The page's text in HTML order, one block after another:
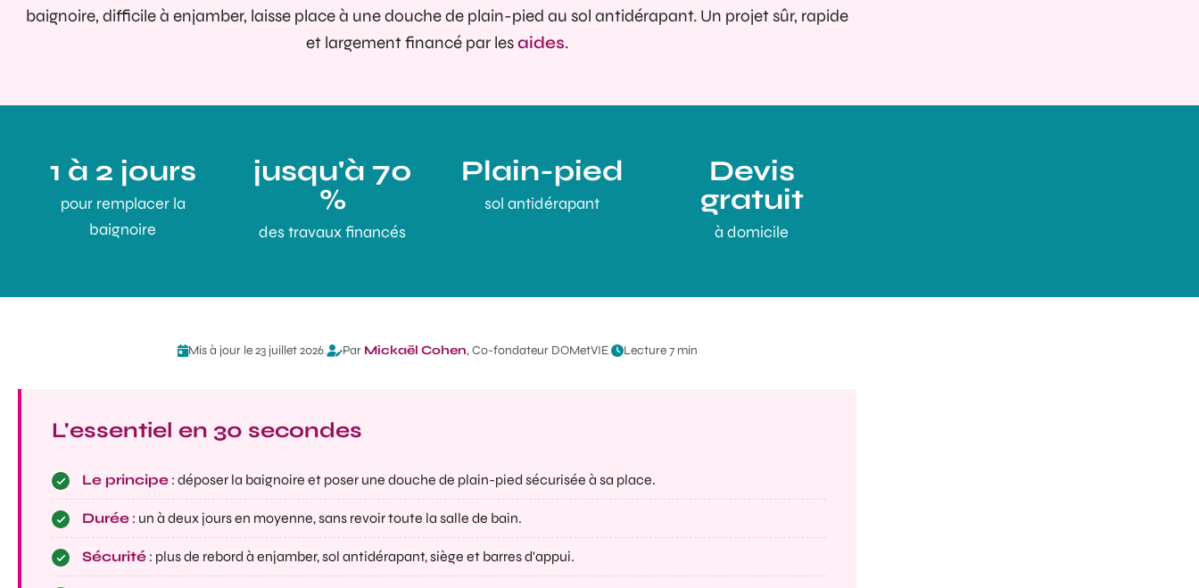
baignoire, difficile à enjamber, laisse place à une douche de plain-pied au sol antidérapant. Un projet sûr, rapide
et largement financé par lesaides.
1 à 2 jours
pour remplacer la
baignoire
jusqu'à 70
%
des travaux financés
Plain-pied
sol antidérapant
Devis
gratuit
à domicile
Mis à jour le 23 juillet 2026. Par Mickaël Cohen, Co-fondateur DOMetVIE. Lecture 7 min
L'essentiel en 30 secondes
Le principe : déposer la baignoire et poser une douche de plain-pied sécurisée à sa place.
Durée : un à deux jours en moyenne, sans revoir toute la salle de bain.
Sécurité : plus de rebord à enjamber, sol antidérapant, siège et barres d'appui.